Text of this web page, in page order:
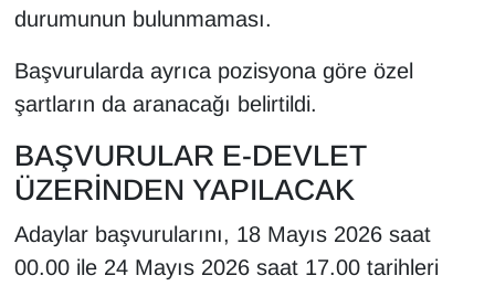
durumunun bulunmaması.
Başvurularda ayrıca pozisyona göre özel
şartların da aranacağı belirtildi.
BAŞVURULAR E-DEVLET
ÜZERİNDEN YAPILACAK
Adaylar başvurularını, 18 Mayıs 2026 saat
00.00 ile 24 Mayıs 2026 saat 17.00 tarihleri